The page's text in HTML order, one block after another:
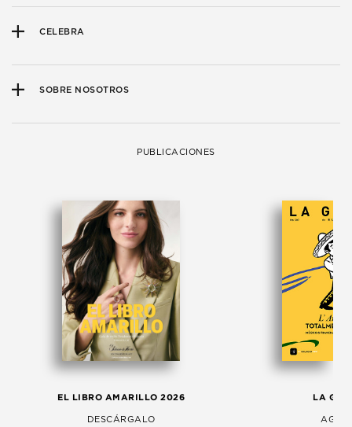
CELEBRA
SOBRE NOSOTROS
PUBLICACIONES
EL LIBRO AMARILLO 2026
DESCÁRGALO
LA